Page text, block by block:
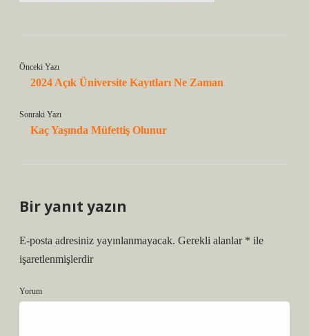
Önceki Yazı
2024 Açık Üniversite Kayıtları Ne Zaman
Sonraki Yazı
Kaç Yaşında Müfettiş Olunur
Bir yanıt yazın
E-posta adresiniz yayınlanmayacak. Gerekli alanlar * ile
işaretlenmişlerdir
Yorum